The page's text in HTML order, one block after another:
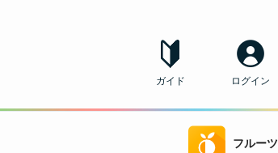
ガイド ログイン
フルーツ